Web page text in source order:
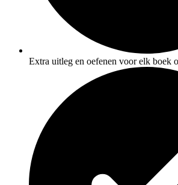
Extra uitleg en oefenen voor elk boek